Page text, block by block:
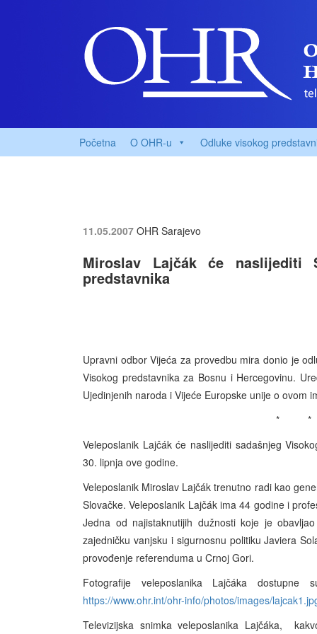
Početna O OHR-u Odluke visokog
11.05.2007 OHR Sarajevo
Miroslav Lajčák će naslijediti
predstavnika
Upravni odbor Vijeća za provedbu mira donio je
Visokog predstavnika za Bosnu i Hercegovinu.
Ujedinjenih naroda i Vijeće Europske unije o ovom
*
Veleposlanik Lajčák će naslijediti sadašnjeg
30. lipnja ove godine.
Veleposlanik Miroslav Lajčák trenutno radi kao
Slovačke. Veleposlanik Lajčák ima 44 godine i
Jedna od najistaknutijih dužnosti koje je
zajedničku vanjsku i sigurnosnu politiku Javiera
provođenje referenduma u Crnoj Gori.
Fotografije veleposlanika Lajčáka
https://www.ohr.int/ohr-info/photos/images/
Televizijska snimka veleposlanika Lajčáka,